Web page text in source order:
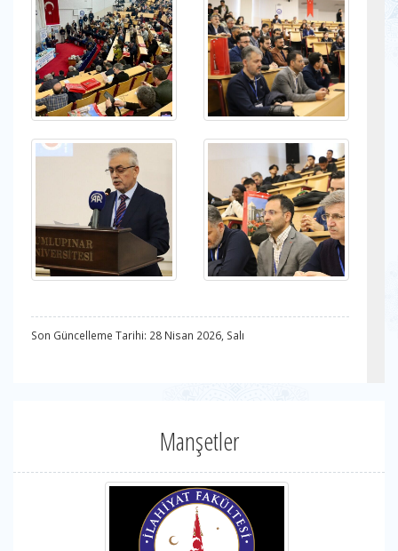
Son Güncelleme Tarihi: 28 Nisan 2026, Salı
Manşetler